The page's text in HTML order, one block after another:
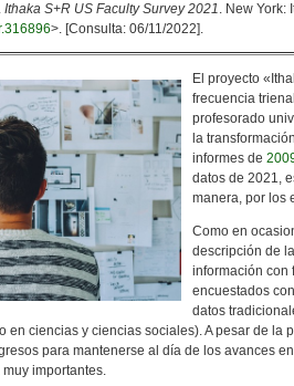
Ithaka S+R US Faculty Survey 2021. New York:
>. [Consulta: 06/11/2022].
El proyecto
frecuencia
profesorado
la
informes de
datos de 2021,
manera, por los
Como en
descripción de
información con
encuestados
datos
en ciencias y ciencias sociales). A pesar de
para mantenerse al día de los avances
importantes.